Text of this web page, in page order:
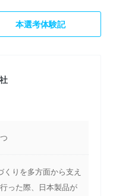
本選考体験記
りを多方面から支え
った際、日本製品が